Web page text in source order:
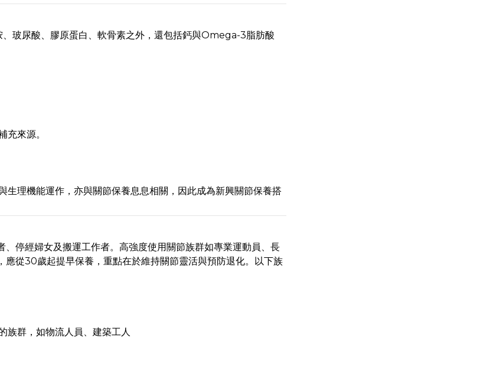
玻尿酸、膠原蛋白、軟骨素之外，還包括鈣與Omega-3脂肪酸
充來源。
理機能運作，亦與關節保養息息相關，因此成為新興關節保養搭
停經婦女及搬運工作者。高強度使用關節族群如專業運動員、長
從30歲起提早保養，重點在於維持關節靈活與預防退化。以下族
族群，如物流人員、建築工人